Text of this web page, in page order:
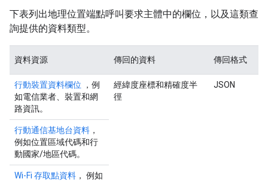
下表列出地理位置端點呼叫要求主體中的欄位，以及這類查
詢提供的資料類型。
資料資源 傳回的資料 傳回格式
行動裝置資料欄位 ，例
如電信業者、裝置和網
路資訊。
經緯度座標和精確度半
徑
JSON
行動通信基地台資料 ，
例如位置區域代碼和行
動國家/地區代碼。
Wi-Fi 存取點資料 ， 例如